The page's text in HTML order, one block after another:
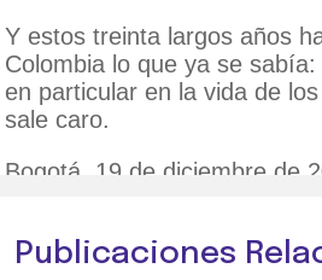
Y estos treinta largos años
Colombia lo que ya se
en particular en la vida de
sale caro.
Bogotá, 19 de diciembre de
Publicaciones